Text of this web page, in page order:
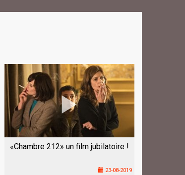
«Chambre 212» un film jubilatoire !
23-08-2019